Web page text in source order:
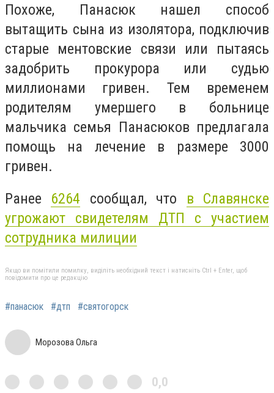
Похоже, Панасюк нашел способ
вытащить сына из изолятора, подключив
старые ментовские связи или пытаясь
задобрить прокурора или судью
миллионами гривен. Тем временем
родителям умершего в больнице
мальчика семья Панасюков предлагала
помощь на лечение в размере 3000
гривен.
Ранее 6264 сообщал, что в Славянске
угрожают свидетелям ДТП с участием
сотрудника милиции
Якщо ви помітили помилку, виділіть необхідний текст і натисніть Ctrl + Enter, щоб
повідомити про це редакцію
#панасюк #дтп #святогорск
Морозова Ольга
0,0